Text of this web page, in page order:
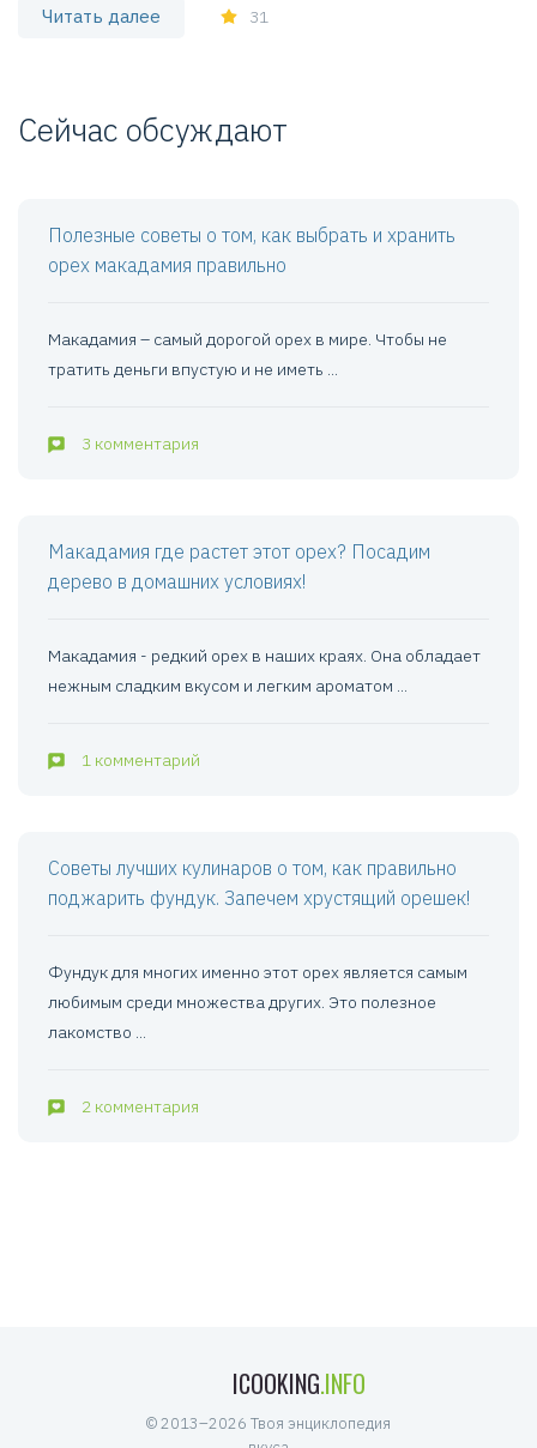
Читать далее 31
Сейчас обсуждают
Полезные советы о том, как выбрать и хранить
орех макадамия правильно
Макадамия – самый дорогой орех в мире. Чтобы не
тратить деньги впустую и не иметь ...
3 комментария
Макадамия где растет этот орех? Посадим
дерево в домашних условиях!
Макадамия - редкий орех в наших краях. Она обладает
нежным сладким вкусом и легким ароматом ...
1 комментарий
Советы лучших кулинаров о том, как правильно
поджарить фундук. Запечем хрустящий орешек!
Фундук для многих именно этот орех является самым
любимым среди множества других. Это полезное
лакомство ...
2 комментария
ICOOKING.INFO
© 2013–2026 Твоя энциклопедия